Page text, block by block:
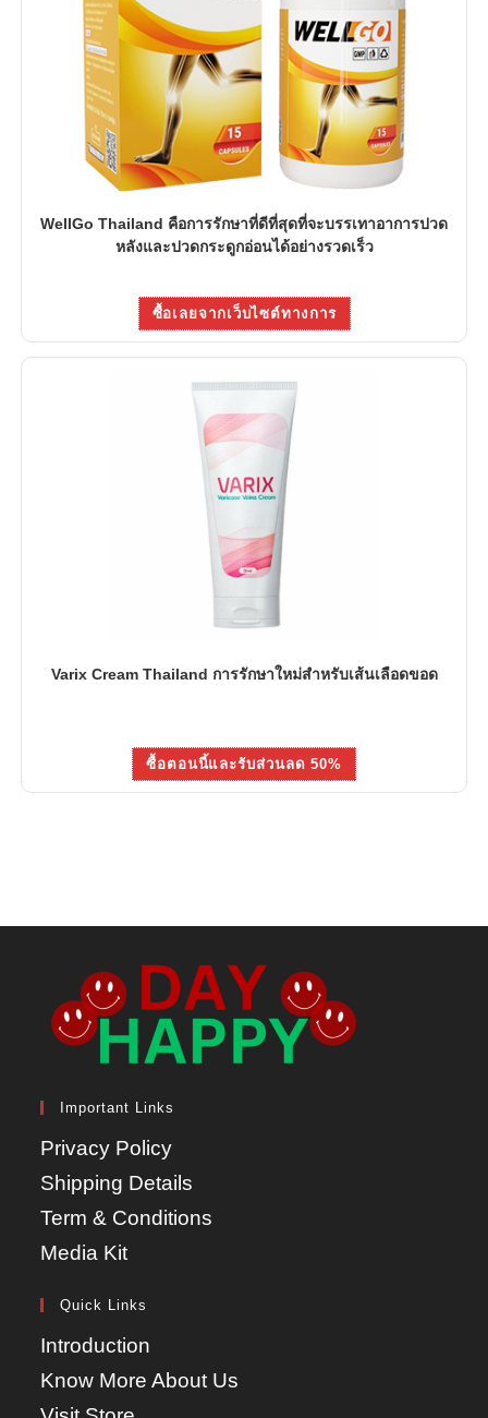
WellGo Thailand คือการรักษาที่ดีที่สุดที่จะบรรเทาอาการปวด
หลังและปวดกระดูกอ่อนได้อย่างรวดเร็ว
ซื้อเลยจากเว็บไซต์ทางการ
Varix Cream Thailand การรักษาใหม่สำหรับเส้นเลือดขอด
ซื้อตอนนี้และรับส่วนลด 50%
Important Links
Privacy Policy
Shipping Details
Term & Conditions
Media Kit
Quick Links
Introduction
Know More About Us